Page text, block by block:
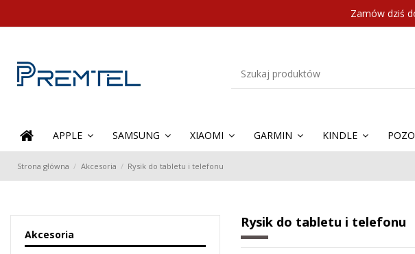
Zamów dziś
APPLE SAMSUNG XIAOMI GARMIN KINDLE
Strona główna Akcesoria Rysik do tabletu i telefonu
Akcesoria
Rysik do tabletu i telefonu